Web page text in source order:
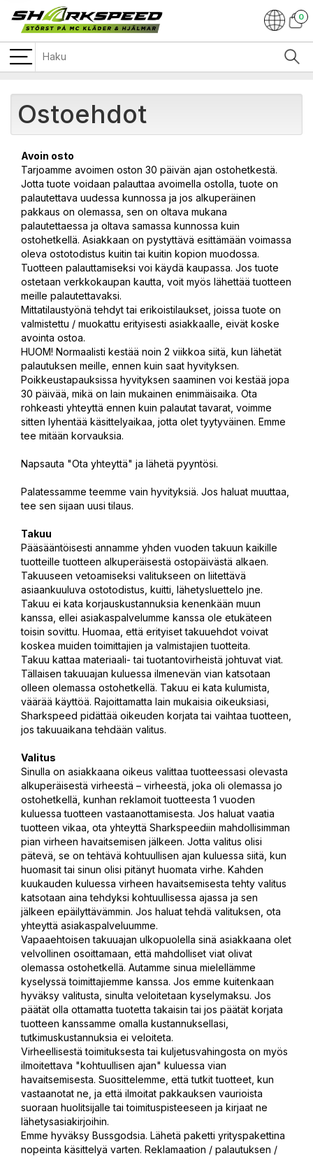
0
Ostoehdot
Avoin osto
Tarjoamme avoimen oston 30 päivän ajan ostohetkestä.
Jotta tuote voidaan palauttaa avoimella ostolla, tuote on
palautettava uudessa kunnossa ja jos alkuperäinen
pakkaus on olemassa, sen on oltava mukana
palautettaessa ja oltava samassa kunnossa kuin
ostohetkellä. Asiakkaan on pystyttävä esittämään voimassa
oleva ostotodistus kuitin tai kuitin kopion muodossa.
Tuotteen palauttamiseksi voi käydä kaupassa. Jos tuote
ostetaan verkkokaupan kautta, voit myös lähettää tuotteen
meille palautettavaksi.
Mittatilaustyönä tehdyt tai erikoistilaukset, joissa tuote on
valmistettu / muokattu erityisesti asiakkaalle, eivät koske
avointa ostoa.
HUOM! Normaalisti kestää noin 2 viikkoa siitä, kun lähetät
palautuksen meille, ennen kuin saat hyvityksen.
Poikkeustapauksissa hyvityksen saaminen voi kestää jopa
30 päivää, mikä on lain mukainen enimmäisaika. Ota
rohkeasti yhteyttä ennen kuin palautat tavarat, voimme
sitten lyhentää käsittelyaikaa, jotta olet tyytyväinen. Emme
tee mitään korvauksia.
Napsauta "Ota yhteyttä" ja lähetä pyyntösi.
Palatessamme teemme vain hyvityksiä. Jos haluat muuttaa,
tee sen sijaan uusi tilaus.
Takuu
Pääsääntöisesti annamme yhden vuoden takuun kaikille
tuotteille tuotteen alkuperäisestä ostopäivästä alkaen.
Takuuseen vetoamiseksi valitukseen on liitettävä
asiaankuuluva ostotodistus, kuitti, lähetysluettelo jne.
Takuu ei kata korjauskustannuksia kenenkään muun
kanssa, ellei asiakaspalvelumme kanssa ole etukäteen
toisin sovittu. Huomaa, että erityiset takuuehdot voivat
koskea muiden toimittajien ja valmistajien tuotteita.
Takuu kattaa materiaali- tai tuotantovirheistä johtuvat viat.
Tällaisen takuuajan kuluessa ilmenevän vian katsotaan
olleen olemassa ostohetkellä. Takuu ei kata kulumista,
väärää käyttöä. Rajoittamatta lain mukaisia oikeuksiasi,
Sharkspeed pidättää oikeuden korjata tai vaihtaa tuotteen,
jos takuuaikana tehdään valitus.
Valitus
Sinulla on asiakkaana oikeus valittaa tuotteessasi olevasta
alkuperäisestä virheestä – virheestä, joka oli olemassa jo
ostohetkellä, kunhan reklamoit tuotteesta 1 vuoden
kuluessa tuotteen vastaanottamisesta. Jos haluat vaatia
tuotteen vikaa, ota yhteyttä Sharkspeediin mahdollisimman
pian virheen havaitsemisen jälkeen. Jotta valitus olisi
pätevä, se on tehtävä kohtuullisen ajan kuluessa siitä, kun
huomasit tai sinun olisi pitänyt huomata virhe. Kahden
kuukauden kuluessa virheen havaitsemisesta tehty valitus
katsotaan aina tehdyksi kohtuullisessa ajassa ja sen
jälkeen epäilyttävämmin. Jos haluat tehdä valituksen, ota
yhteyttä asiakaspalveluumme.
Vapaaehtoisen takuuajan ulkopuolella sinä asiakkaana olet
velvollinen osoittamaan, että mahdolliset viat olivat
olemassa ostohetkellä. Autamme sinua mielellämme
kyselyssä toimittajiemme kanssa. Jos emme kuitenkaan
hyväksy valitusta, sinulta veloitetaan kyselymaksu. Jos
päätät olla ottamatta tuotetta takaisin tai jos päätät korjata
tuotteen kanssamme omalla kustannuksellasi,
tutkimuskustannuksia ei veloiteta.
Virheellisestä toimituksesta tai kuljetusvahingosta on myös
ilmoitettava "kohtuullisen ajan" kuluessa vian
havaitsemisesta. Suosittelemme, että tutkit tuotteet, kun
vastaanotat ne, ja että ilmoitat pakkauksen vaurioista
suoraan huolitsijalle tai toimituspisteeseen ja kirjaat ne
lähetysasiakirjoihin.
Emme hyväksy Bussgodsia. Lähetä paketti yrityspakettina
nopeinta käsittelyä varten. Reklamaation / palautuksen /